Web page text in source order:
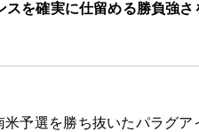
を確実に仕留める勝負強
予選を勝ち抜いたパラグ